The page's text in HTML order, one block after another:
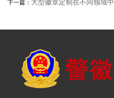
下一篇： 大型徽章定制在不同领域